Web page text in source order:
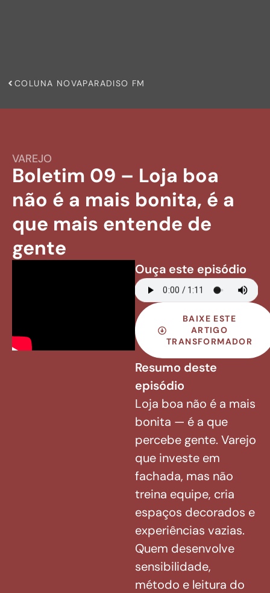
COLUNA NOVAPARADISO FM
VAREJO
Boletim 09 – Loja boa
não é a mais bonita, é a
que mais entende de
gente
Ouça este episódio
BAIXE ESTE
ARTIGO
TRANSFORMADOR
Resumo deste
episódio
Loja boa não é a mais
bonita — é a que
percebe gente. Varejo
que investe em
fachada, mas não
treina equipe, cria
espaços decorados e
experiências vazias.
Quem desenvolve
sensibilidade,
método e leitura do